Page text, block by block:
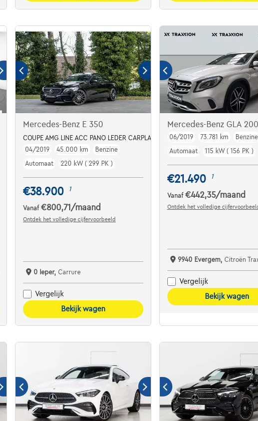
Mercedes-Benz E 350
COUPE AMG LINE ACC PANO LEDER CARPLAY
04/2019
45.000 km
Benzine
Automaat
220 kW ( 299 PK )
€38.900 1
Vanaf€800,71 /maand
Ontdek het volledige cijfervoorbeeld
0 Ieper,Carrure
Vergelijk
Bekijk wagen
Mercedes-Benz GLA 200
06/2019
73.781 km
Benzine
Automaat
115 kW ( 156 PK )
€21.490 1
Vanaf €442,35/maand
Ontdek het volledige
9940 Evergem, Citroën
Vergelijk
Bekijk wagen